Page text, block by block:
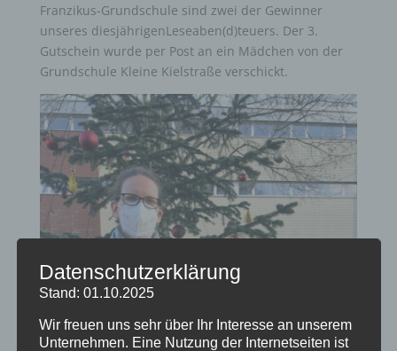
Franzikus-Grundschule sind zwei der Gewinner
unseres diesjährigenLeseaben(d)teuers. Der 3.
Gutschein wurde per Post an ein Mädchen von der
Grundschule Kleine Kielstraße verschickt.
Datenschutzerklärung
Stand: 01.10.2025
Wir freuen uns sehr über Ihr Interesse an unserem
Unternehmen. Eine Nutzung der Internetseiten ist